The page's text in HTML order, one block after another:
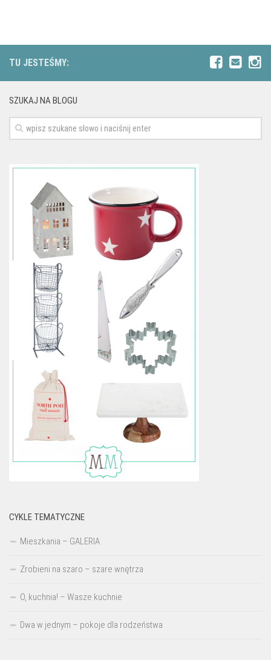
TU JESTEŚMY:
SZUKAJ NA BLOGU
CYKLE TEMATYCZNE
Mieszkania – GALERIA
Zrobieni na szaro – szare wnętrza
O, kuchnia! – Wasze kuchnie
Dwa w jednym – pokoje dla rodzeństwa